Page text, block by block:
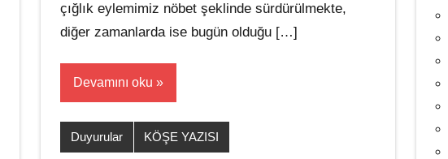
çığlık eylemimiz nöbet şeklinde sürdürülmekte,
diğer zamanlarda ise bugün olduğu […]
Devamını oku
Duyurular KÖŞE YAZISI